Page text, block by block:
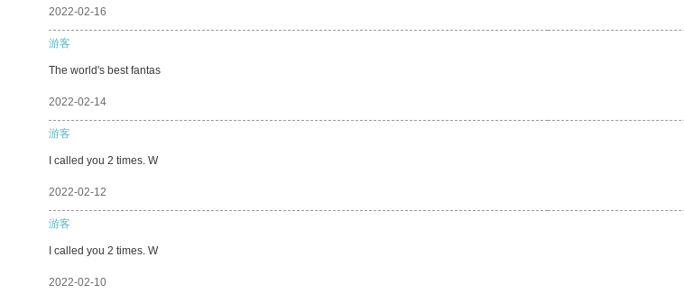
2022-02-16
游客
The world's best fantas
2022-02-14
游客
I called you 2 times. W
2022-02-12
游客
I called you 2 times. W
2022-02-10